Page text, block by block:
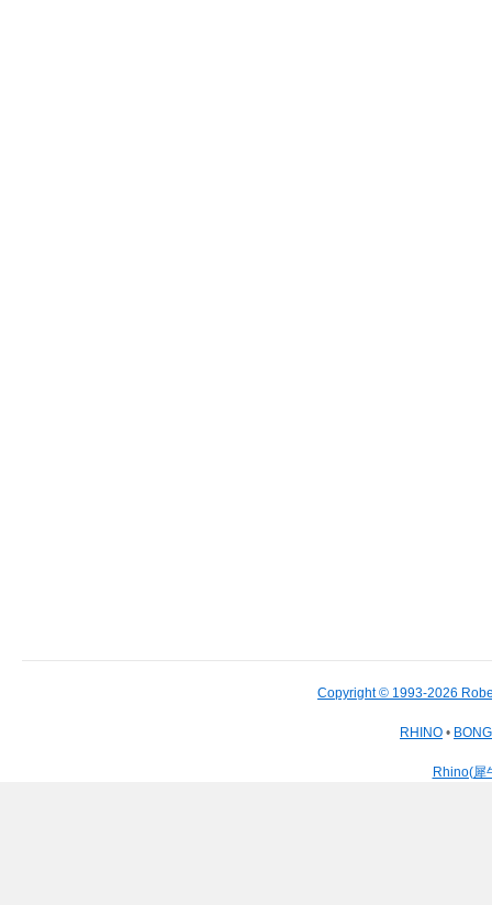
Copyright © 1993-2026
RHINO •
Rhino(犀